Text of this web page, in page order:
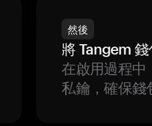
然後
將 Tangem 錢
在啟用過程中
私鑰，確保錢